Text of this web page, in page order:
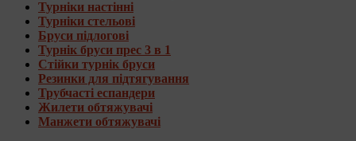
Турніки настінні
Турніки стельові
Бруси підлогові
Турнік бруси прес 3 в 1
Стійки турнік бруси
Резинки для підтягування
Трубчасті еспандери
Жилети обтяжувачі
Манжети обтяжувачі